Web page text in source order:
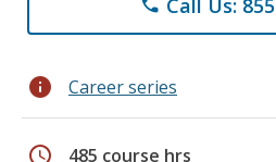
phone Call Us:
info Career series
schedule 485 course hrs